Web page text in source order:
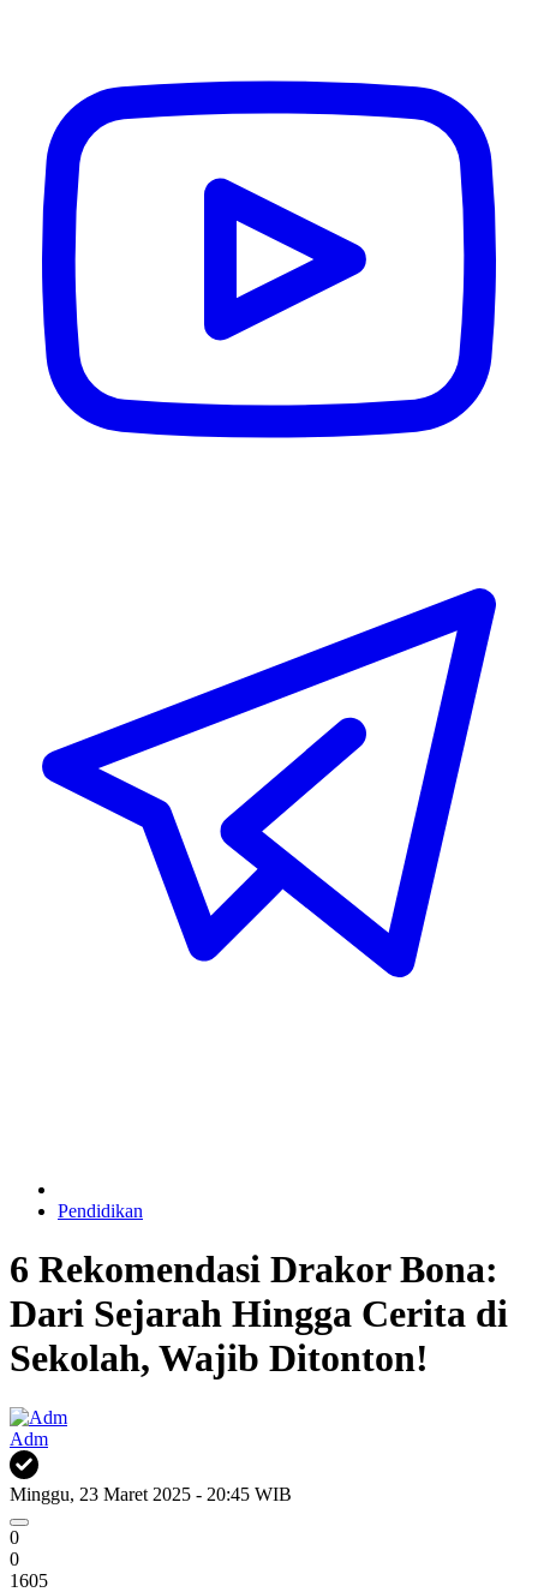
Pendidikan
6 Rekomendasi Drakor Bona:
Dari Sejarah Hingga Cerita di
Sekolah, Wajib Ditonton!
Adm
Minggu, 23 Maret 2025 - 20:45 WIB
0
0
1605